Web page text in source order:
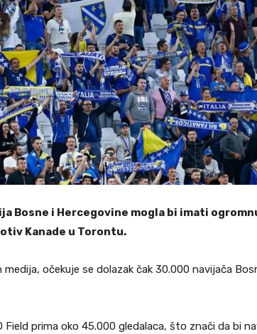
Bosne i Hercegovine mogla bi imati
Kanade u Torontu.
medija, očekuje se dolazak čak 30.000 navijača
Field prima oko 45.000 gledalaca, što znači da bi